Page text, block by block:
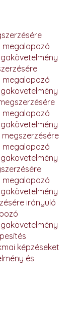
megalapozó
megalapozó
megalapozó
megalapozó
megalapozó
irányuló
képzéseket
és